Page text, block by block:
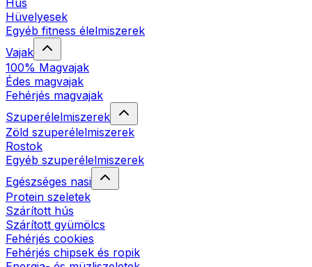
Hús
Hüvelyesek
Egyéb fitness élelmiszerek
Vajak
100% Magvajak
Édes magvajak
Fehérjés magvajak
Szuperélelmiszerek
Zöld szuperélelmiszerek
Rostok
Egyéb szuperélelmiszerek
Egészséges nasi
Protein szeletek
Szárított hús
Szárított gyümölcs
Fehérjés cookies
Fehérjés chipsek és ropik